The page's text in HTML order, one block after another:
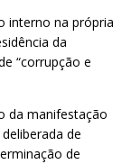
interno na própria
da
“corrupção e
da manifestação
de
de